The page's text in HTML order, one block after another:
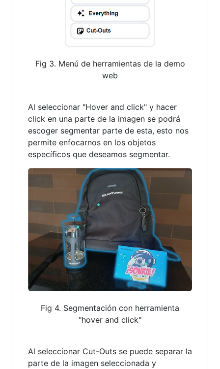
Fig 3. Menú de herramientas de la demo
web
Al seleccionar "Hover and click" y hacer
click en una parte de la imagen se podrá
escoger segmentar parte de esta, esto nos
permite enfocarnos en los objetos
específicos que deseamos segmentar.
Fig 4. Segmentación con herramienta
"hover and click"
Al seleccionar Cut-Outs se puede separar la
parte de la imagen seleccionada y